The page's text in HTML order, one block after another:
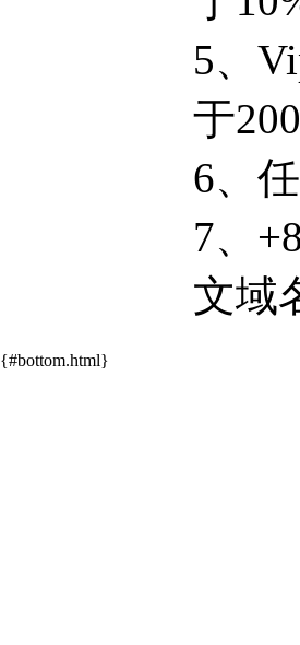
5、
于200
6、
7、
文域
{#bottom.html}